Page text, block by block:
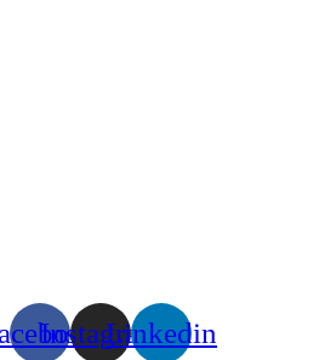
InstagramLinkedin